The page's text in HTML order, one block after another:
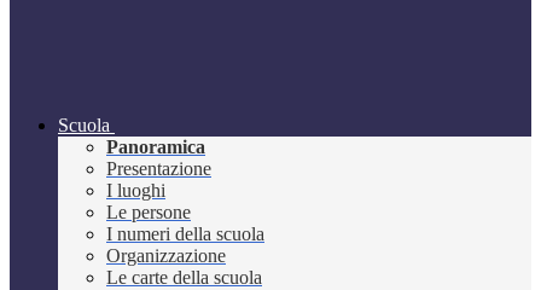
Scuola
Panoramica
Presentazione
I luoghi
Le persone
I numeri della scuola
Organizzazione
Le carte della scuola